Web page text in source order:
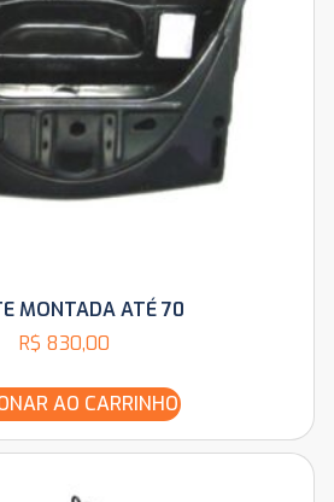
MONTADA ATÉ 70
R$ 830,00
AO CARRINHO